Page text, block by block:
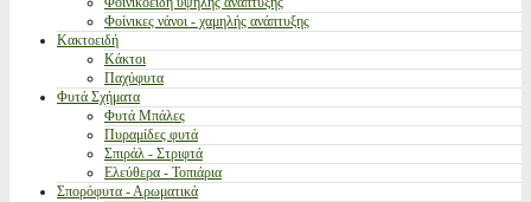
Φοίνικες νάνοι - χαμηλής ανάπτυξης
Κακτοειδή
Κάκτοι
Παχύφυτα
Φυτά Σχήματα
Φυτά Μπάλες
Πυραμίδες φυτά
Σπιράλ - Στριφτά
Ελεύθερα - Τοπιάρια
Σπορόφυτα - Αρωματικά